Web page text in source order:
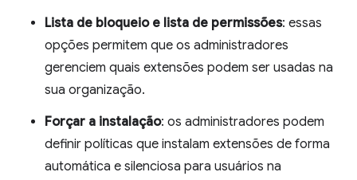
Lista de bloqueio e lista de permissões: essas
opções permitem que os administradores
gerenciem quais extensões podem ser usadas na
sua organização.
Forçar a instalação: os administradores podem
definir políticas que instalam extensões de forma
automática e silenciosa para usuários na